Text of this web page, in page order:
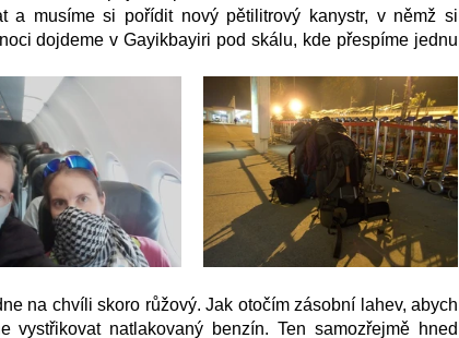
a musíme si pořídit nový pětilitrový kanystr, v němž si
dojdeme v Gayikbayiri pod skálu, kde přespíme jednu
na chvíli skoro růžový. Jak otočím zásobní lahev, abych
vystřikovat natlakovaný benzín. Ten samozřejmě hned